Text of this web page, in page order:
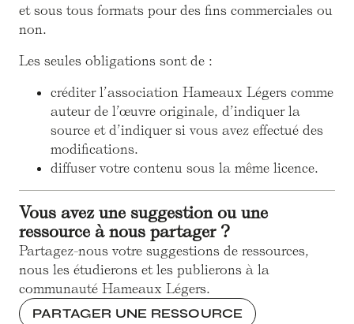
et sous tous formats pour des fins commerciales ou
non.
Les seules obligations sont de :
créditer l’association Hameaux Légers comme
auteur de l’œuvre originale, d’indiquer la
source et d’indiquer si vous avez effectué des
modifications.
diffuser votre contenu sous la même licence.
Vous avez une suggestion ou une
ressource à nous partager ?
Partagez-nous votre suggestions de ressources,
nous les étudierons et les publierons à la
communauté Hameaux Légers.
PARTAGER UNE RESSOURCE